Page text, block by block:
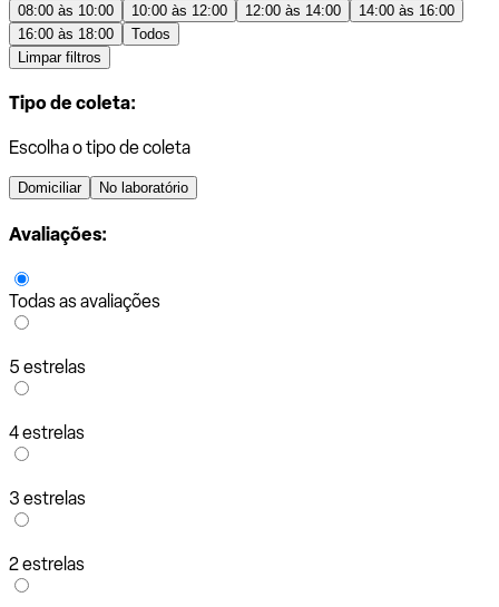
08:00 às 10:00 10:00 às 12:00 12:00 às 14:00
14:00 às 16:00
16:00 às 18:00
Todos
Limpar filtros
Tipo de coleta:
Escolha o tipo de coleta
Domiciliar No laboratório
Avaliações:
Todas as avaliações
5 estrelas
4 estrelas
3 estrelas
2 estrelas